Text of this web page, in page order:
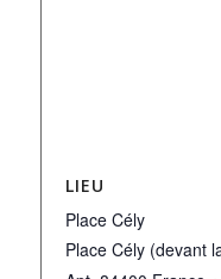
LIEU
Place Cély
Place Cély (devant